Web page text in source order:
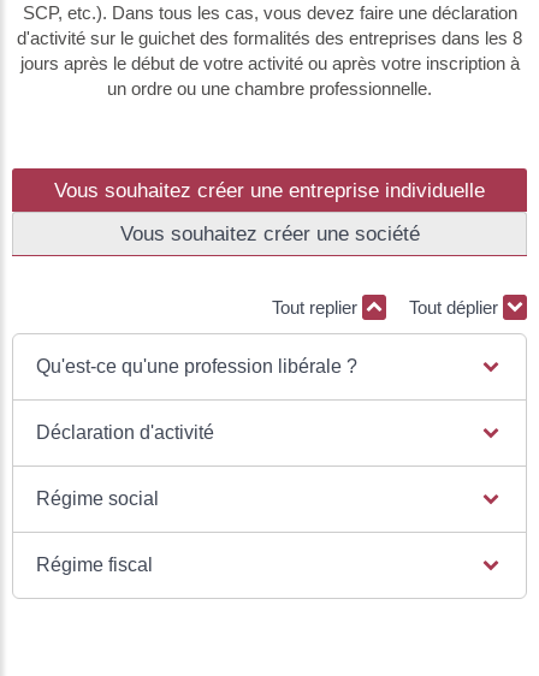
SCP, etc.). Dans tous les cas, vous devez faire une déclaration
d'activité sur le guichet des formalités des entreprises dans les 8
jours après le début de votre activité ou après votre inscription à
un ordre ou une chambre professionnelle.
Vous souhaitez créer une entreprise individuelle
Vous souhaitez créer une société
Tout replier Tout déplier
Qu'est-ce qu'une profession libérale ?
Déclaration d'activité
Régime social
Régime fiscal